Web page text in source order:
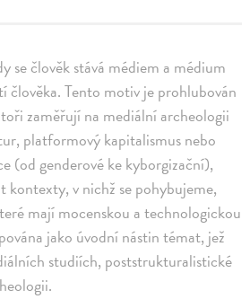
se člověk stává médiem a médium
člověka. Tento motiv je prohlubován
zaměřují na mediální archeologii
platformový kapitalismus nebo
(od genderové ke kyborgizační),
v nichž se pohybujeme,
mají mocenskou a technologickou
jako úvodní nástin témat, jež
studiích, poststrukturalistické